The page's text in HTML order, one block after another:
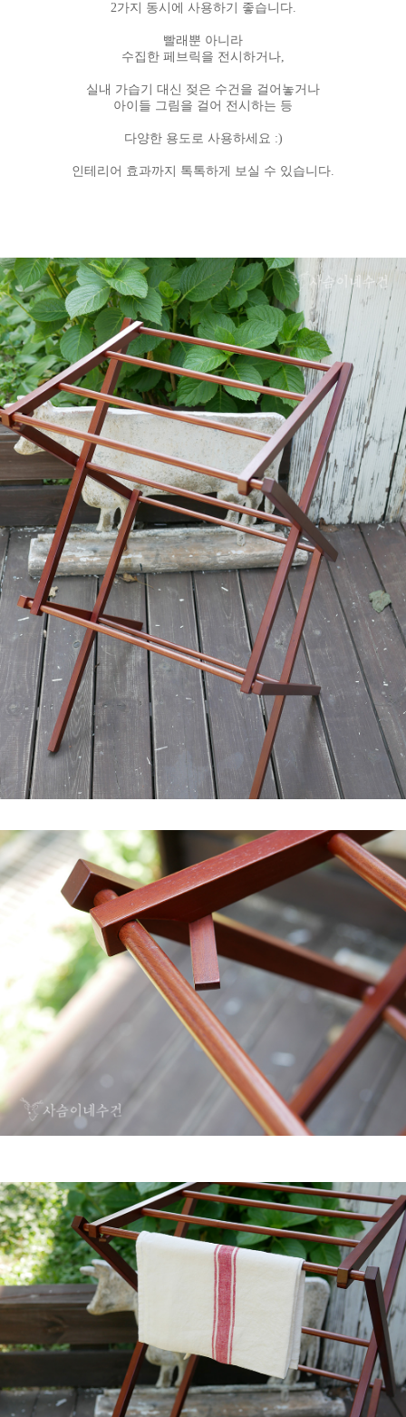
2가지 동시에 사용하기 좋습니다.
빨래뿐 아니라
수집한 페브릭을 전시하거나,
실내 가습기 대신 젖은 수건을 걸어놓거나
아이들 그림을 걸어 전시하는 등
다양한 용도로 사용하세요 :)
인테리어 효과까지 톡톡하게 보실 수 있습니다.